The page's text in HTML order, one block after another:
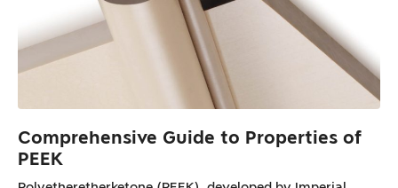
Comprehensive Guide to Properties of
PEEK